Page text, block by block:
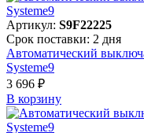
Артикул: S9F22225
Срок поставки: 2 дня
Автоматический
Systeme9
3 696 ₽
В корзинy